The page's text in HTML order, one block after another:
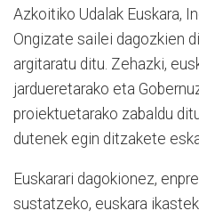
Azkoitiko Udalak Euskara,
Ongizate sailei dagozkien
argitaratu ditu. Zehazki,
jardueretarako eta
proiektuetarako zabaldu
dutenek egin ditzakete
Euskarari dagokionez,
sustatzeko, euskara